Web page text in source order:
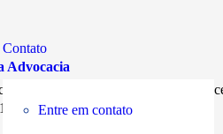
Contato
Entre em contato
Advocacia
de confraternização, networking e